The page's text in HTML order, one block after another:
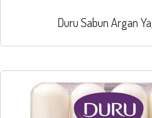
Duru Sabun Argan